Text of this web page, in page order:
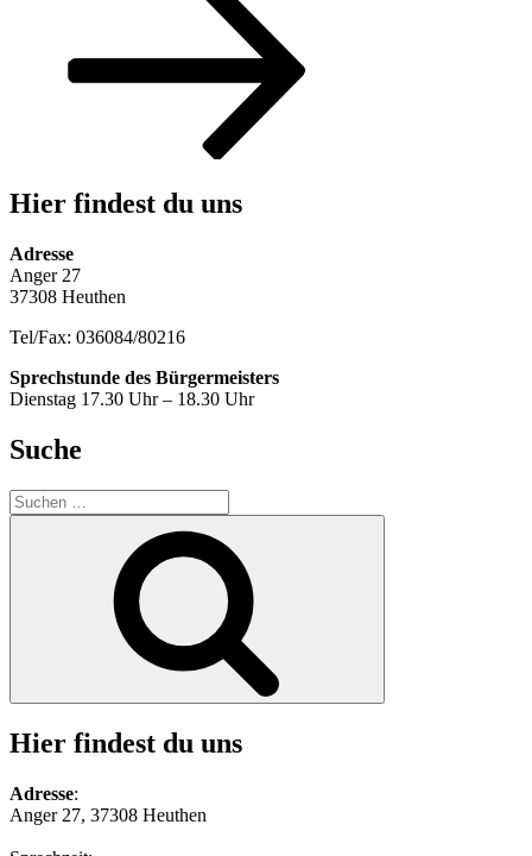
Hier findest du uns
Adresse
Anger 27
37308 Heuthen
Tel/Fax: 036084/80216
Sprechstunde des Bürgermeisters
Dienstag 17.30 Uhr – 18.30 Uhr
Suche
Suche
nach:
Hier findest du uns
Adresse:
Anger 27, 37308 Heuthen